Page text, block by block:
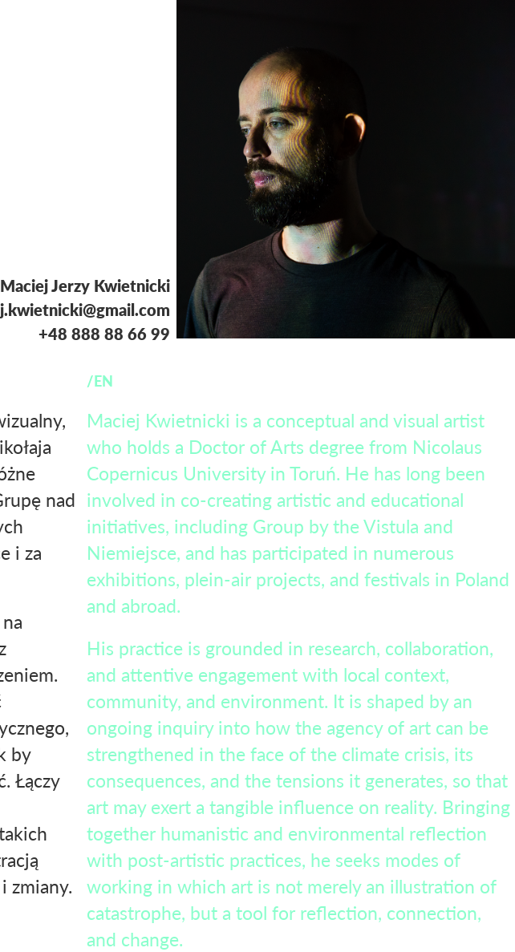
Maciej Jerzy Kwietnicki
+48 888 88 66 99
nad
i za
by
Łączy
zmiany.
/EN
Maciej Kwietnicki is a conceptual and visual artist
who holds a Doctor of Arts degree from Nicolaus
Copernicus University in Toruń. He has long been
involved in co-creating artistic and educational
initiatives, including Group by the Vistula and
Niemiejsce, and has participated in numerous
exhibitions, plein-air projects, and festivals in Poland
and abroad.
His practice is grounded in research, collaboration,
and attentive engagement with local context,
community, and environment. It is shaped by an
ongoing inquiry into how the agency of art can be
strengthened in the face of the climate crisis, its
consequences, and the tensions it generates, so that
art may exert a tangible influence on reality. Bringing
together humanistic and environmental reflection
with post-artistic practices, he seeks modes of
working in which art is not merely an illustration of
catastrophe, but a tool for reflection, connection,
and change.